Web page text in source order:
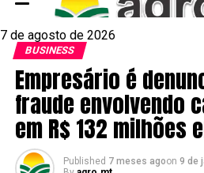
7 de agosto de 2026
BUSINESS
Empresário é
fraude envolvendo
em R$ 132 milhões
Published 7 meses agoon 9 de